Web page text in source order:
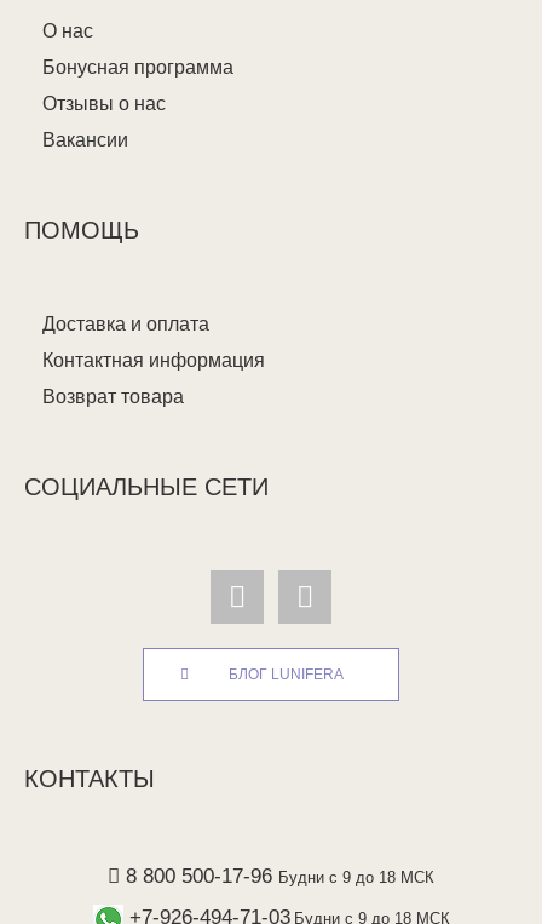
О нас
Бонусная программа
Отзывы о нас
Вакансии
ПОМОЩЬ
Доставка и оплата
Контактная информация
Возврат товара
СОЦИАЛЬНЫЕ СЕТИ
БЛОГ LUNIFERA
КОНТАКТЫ
8 800 500-17-96 Будни с 9 до 18 МСК
+7-926-494-71-03 Будни с 9 до 18 МСК